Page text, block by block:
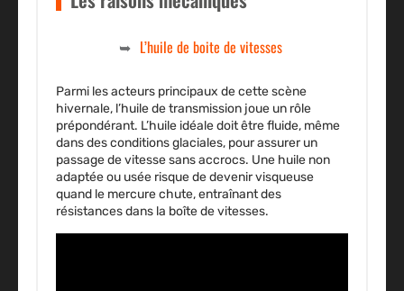
L’huile de boite de vitesses
Parmi les acteurs principaux de cette scène
hivernale, l’huile de transmission joue un rôle
prépondérant. L’huile idéale doit être fluide, même
dans des conditions glaciales, pour assurer un
passage de vitessesans accrocs. Une huile non
adaptée ou usée risque de devenir visqueuse
quand le mercure chute, entraînant des
résistances dans la boîte de vitesses.